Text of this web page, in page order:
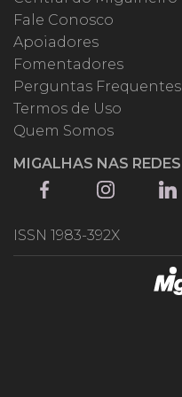
Fale Conosco
Apoiadores
Fomentadores
Perguntas Frequentes
Termos de Uso
Quem Somos
MIGALHAS NAS REDES
ISSN 1983-392X